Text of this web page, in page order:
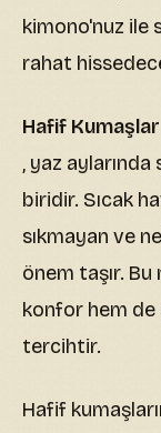
kimono'nuz ile
rahat
Hafif Kumaşlar
, yaz aylarında
biridir. Sıcak
sıkmayan ve
önem taşır.
konfor hem de
tercihtir.
Hafif